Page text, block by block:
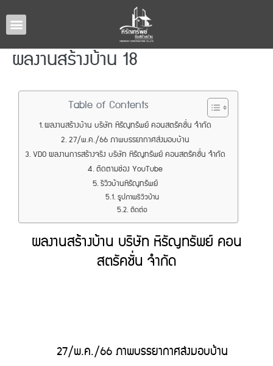
ผลงานสร้างบ้าน 18
Table of Contents
ผลงานสร้างบ้าน บริษัท หิรัญทรัพย์ คอนสตรัคชั่น จำกัด
27/พ.ค./66 ภาพบรรยากาศส่งมอบบ้าน
VDO ผลงานการสร้างจริง บริษัท หิรัญทรัพย์ คอนสตรัคชั่น จำกัด
ติดตามช่อง YouTube
รีวิวบ้านหิรัญทรัพย์
รูปภาพรีวิวบ้าน
ติดต่อ
ผลงานสร้างบ้าน บริษัท หิรัญทรัพย์ คอน
สตรัคชั่น จำกัด
27/พ.ค./66 ภาพบรรยากาศส่งมอบบ้าน